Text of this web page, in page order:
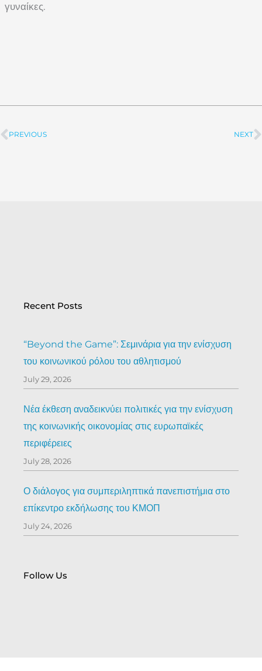
γυναίκες.
Prev
PREVIOUS NEXT
Recent Posts
“Beyond the Game”: Σεμινάρια για την ενίσχυση
του κοινωνικού ρόλου του αθλητισμού
July 29, 2026
Νέα έκθεση αναδεικνύει πολιτικές για την ενίσχυση
της κοινωνικής οικονομίας στις ευρωπαϊκές
περιφέρειες
July 28, 2026
Ο διάλογος για συμπεριληπτικά πανεπιστήμια στο
επίκεντρο εκδήλωσης του ΚΜΟΠ
July 24, 2026
Follow Us